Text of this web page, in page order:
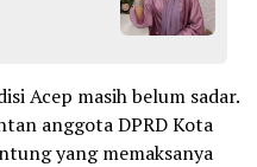
Acep masih belum sadar.
anggota DPRD Kota
yang memaksanya